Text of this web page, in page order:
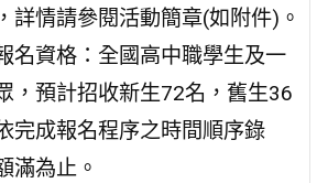
詳情請參閱活動簡章(如附件)。
名資格：全國高中職學生及一
，預計招收新生72名，舊生36
完成報名程序之時間順序錄
滿為止。